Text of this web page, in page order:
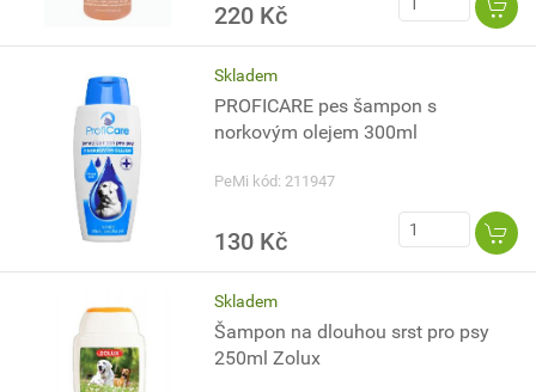
220 Kč
Skladem
PROFICARE pes šampon s
norkovým olejem 300ml
PeMi kód: 211947
130 Kč
Skladem
Šampon na dlouhou srst pro psy
250ml Zolux